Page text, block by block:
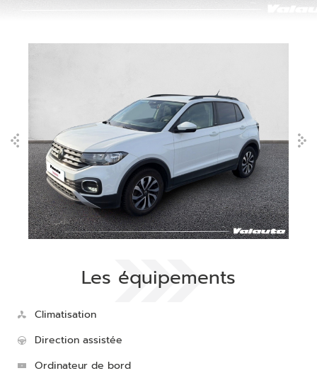
Les équipements
Climatisation
Direction assistée
Ordinateur de bord